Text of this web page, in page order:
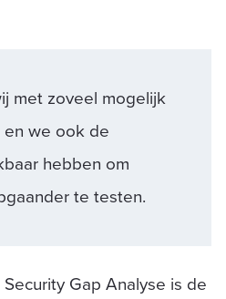
met zoveel mogelijk
we ook de
hebben om
te testen.
Gap Analyse is de